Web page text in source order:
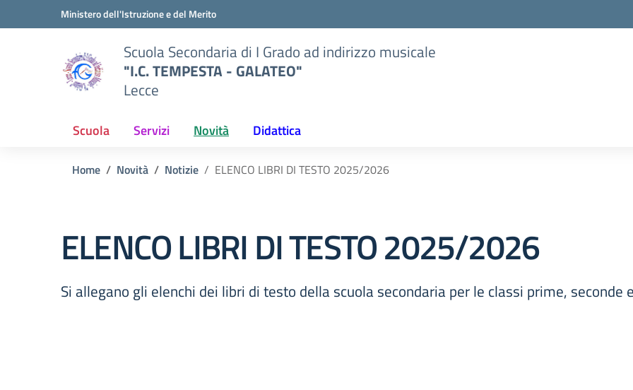
Vai ai contenuti
Vai al menu di navigazioneMinistero dell'Istruzione e del Merito
Scuola Secondaria di I Grado ad indirizzo musicale
"I.C. TEMPESTA - GALATEO"
Lecce
Scuola Servizi Novità Didattica
Home Novità Notizie ELENCO LIBRI DI TESTO 2025/2026
ELENCO LIBRI DI TESTO 2025/2026
Si allegano gli elenchi dei libri di testo della scuola secondaria per le classi prime, seconde